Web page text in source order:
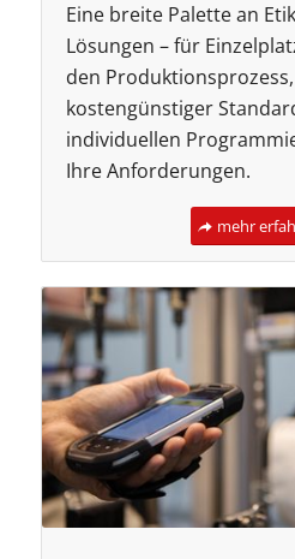
Eine breite Palette an
Lösungen – für
den
kostengünstiger
individuellen
Ihre Anforderungen.
mehr